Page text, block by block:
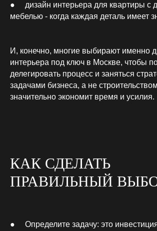
● дизайн интерьера для квартиры с
мебелью - когда каждая деталь имеет
И, конечно, многие выбирают именно
интерьера под ключ в Москве, чтобы
делегировать процесс и заняться
задачами бизнеса, а не
значительно экономит время и усилия.
КАК СДЕЛАТЬ
ПРАВИЛЬНЫЙ
● Определите задачу: это
Оставьте свои контакты, и мы обязательно
свяжемся с вами в течение часа!
30‑МИНУТНАЯ ВСТРЕЧА
С ДИЗАЙНЕРОМ
я даю свое согласие на обработку персональных
данных